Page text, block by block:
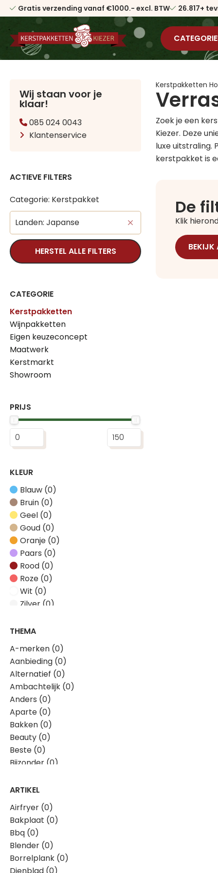
Gratis verzending vanaf €1000.- excl. BTW 26.817+
Wij staan voor je
klaar!
085 024 0043
Klantenservice
ACTIEVE FILTERS
Categorie: Kerstpakket
Landen: Japanse
HERSTEL ALLE FILTERS
CATEGORIE
Kerstpakketten
Wijnpakketten
Eigen keuzeconcept
Maatwerk
Kerstmarkt
Showroom
PRIJS
KLEUR
Blauw (0)
Bruin (0)
Geel (0)
Goud (0)
Oranje (0)
Paars (0)
Rood (0)
Roze (0)
Wit (0)
Zilver (0)
THEMA
A-merken (0)
Aanbieding (0)
Alternatief (0)
Ambachtelijk (0)
Anders (0)
Aparte (0)
Bakken (0)
Beauty (0)
Beste (0)
Bijzonder (0)
Boodschappen (0)
Borrel (0)
Bourgondisch (0)
Bouwvak (0)
Brievenbus (0)
Budget (0)
Creatieve (0)
ARTIKEL
Airfryer (0)
Bakplaat (0)
Bbq (0)
Blender (0)
Borrelplank (0)
Kerstpakketten
Zoek je een
Kiezer. Deze
luxe uitstraling.
kerstpakket is
De
Klik
BEKIJK